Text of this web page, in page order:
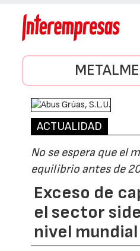
ACTUALIDAD
No se espera que el
equilibrio antes de
Exceso de
el sector
nivel mundial